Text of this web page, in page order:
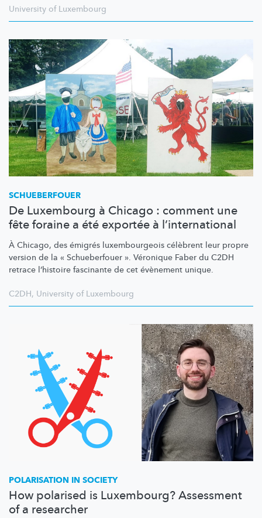
University of Luxembourg
SCHUEBERFOUER
De Luxembourg à Chicago : comment une
fête foraine a été exportée à l’international
À Chicago, des émigrés luxembourgeois célèbrent leur propre
version de la « Schueberfouer ». Véronique Faber du C2DH
retrace l’histoire fascinante de cet évènement unique.
C2DH, University of Luxembourg
POLARISATION IN SOCIETY
How polarised is Luxembourg? Assessment
of a researcher